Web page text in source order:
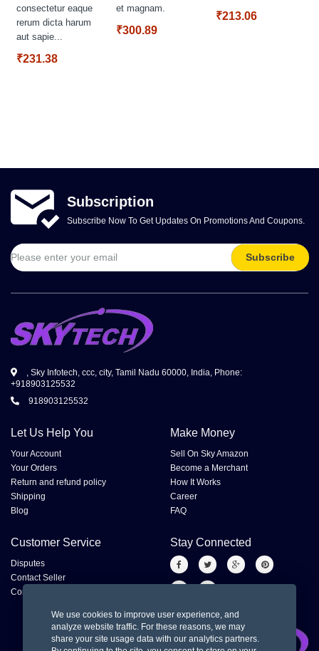
consectetur eaque
rerum dicta harum
aut sapie...
₹231.38
et magnam.
₹300.89
₹213.06
Subscription
Subscribe Now To Get Updates On Promotions And Coupons.
Subscribe
, Sky Infotech, ccc, city, Tamil Nadu 60000, India, Phone:
+918903125532
918903125532
Let Us Help You
Your Account
Your Orders
Return and refund policy
Shipping
Blog
Make Money
Sell On Sky Amazon
Become a Merchant
How It Works
Career
FAQ
Customer Service
Disputes
Contact Seller
Contact us
Stay Connected
We use cookies to improve user experience, and
analyze website traffic. For these reasons, we may
share your site usage data with our analytics partners.